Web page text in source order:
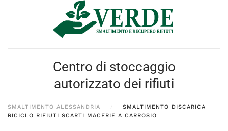
Centro di stoccaggio
autorizzato dei rifiuti
SMALTIMENTO ALESSANDRIA
SMALTIMENTO DISCARICA
RICICLO RIFIUTI SCARTI MACERIE A CARROSIO